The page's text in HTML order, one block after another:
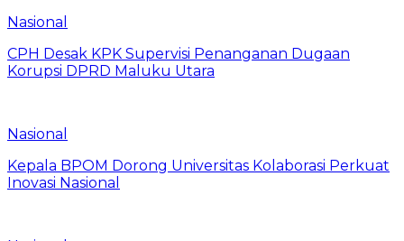
Nasional
CPH Desak KPK Supervisi Penanganan Dugaan
Korupsi DPRD Maluku Utara
Nasional
Kepala BPOM Dorong Universitas Kolaborasi Perkuat
Inovasi Nasional